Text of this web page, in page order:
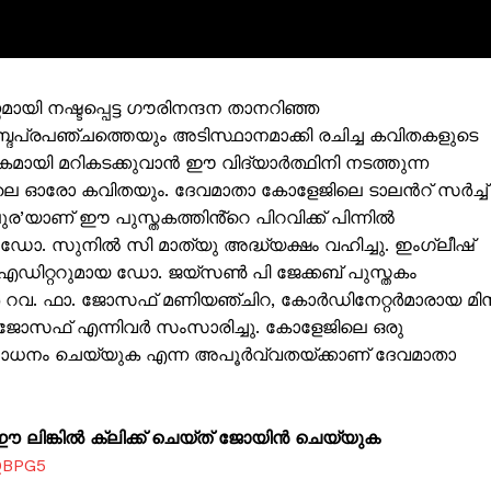
NOW
My account
ഗൗരിനന്ദന താനറിഞ്ഞ
അടിസ്ഥാനമാക്കി രചിച്ച കവിതകളുടെ
മറികടക്കുവാൻ ഈ വിദ്യാർത്ഥിനി നടത്തുന്ന
ഓരോ കവിതയും. ദേവമാതാ കോളേജിലെ ടാലൻറ് സർച്ച്
ഈ പുസ്തകത്തിൻ്റെ പിറവിക്ക് പിന്നിൽ
ഡോ. സുനിൽ സി മാത്യു അദ്ധ്യക്ഷം വഹിച്ചു. ഇംഗ്ലീഷ്
എഡിറ്ററുമായ ഡോ. ജയ്സൺ പി ജേക്കബ് പുസ്തകം
ഫാ. ജോസഫ് മണിയഞ്ചിറ, കോർഡിനേറ്റർമാരായ
എന്നിവർ സംസാരിച്ചു. കോളേജിലെ ഒരു
ചെയ്യുക എന്ന അപൂർവ്വതയ്ക്കാണ് ദേവമാതാ
ലിങ്കിൽ ക്ലിക്ക് ചെയ്ത് ജോയിൻ ചെയ്യുക